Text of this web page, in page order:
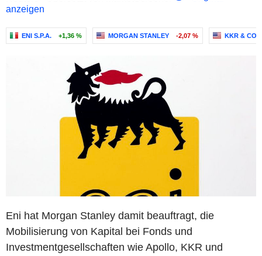
anzeigen
ENI S.P.A. +1,36 % MORGAN STANLEY -2,07 % KKR & CO.
Eni hat Morgan Stanley damit beauftragt, die
Mobilisierung von Kapital bei Fonds und
Investmentgesellschaften wie Apollo, KKR und